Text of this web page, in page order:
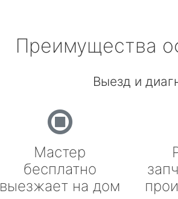
Преимущества
Выезд и
Мастер
бесплатно
выезжает на дом